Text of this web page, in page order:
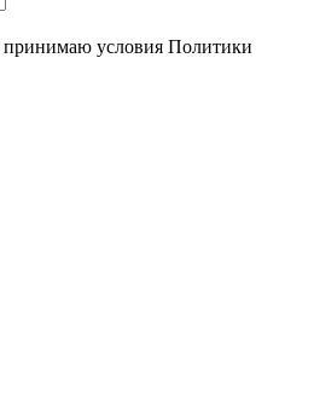
принимаю условия Политики